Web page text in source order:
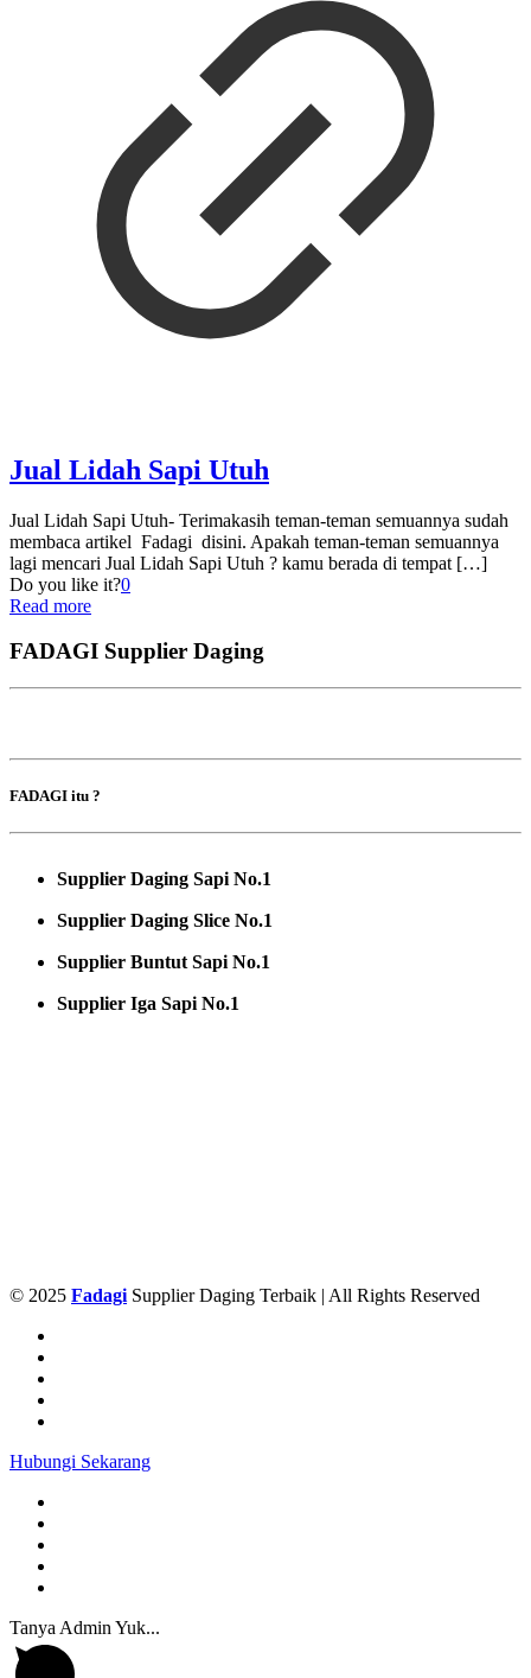
Jual Lidah Sapi Utuh
Jual Lidah Sapi Utuh- Terimakasih teman-teman semuannya sudah
membaca artikel Fadagi disini. Apakah teman-teman semuannya
lagi mencari Jual Lidah Sapi Utuh ? kamu berada di tempat […]
Do you like it?0
Read more
FADAGI Supplier Daging
FADAGI itu ?
Supplier Daging Sapi No.1
Supplier Daging Slice No.1
Supplier Buntut Sapi No.1
Supplier Iga Sapi No.1
© 2025 FadagiSupplier Daging Terbaik | All Rights Reserved
Hubungi Sekarang
Tanya Admin Yuk...